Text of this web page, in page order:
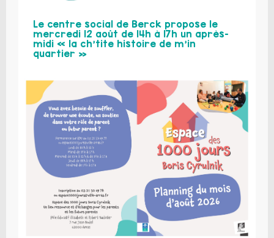
Le centre social de Berck propose le
mercredi 12 août de 14h à 17h un après-
midi « la ch’tite histoire de m’in
quartier »